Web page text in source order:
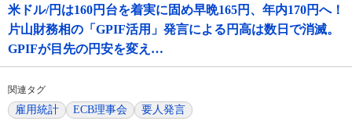
米ドル/円は160円台を着実に固め早晩165円、年内170円へ！
片山財務相の「GPIF活用」発言による円高は数日で消滅。
GPIFが目先の円安を変え…
関連タグ
雇用統計 ECB理事会 要人発言